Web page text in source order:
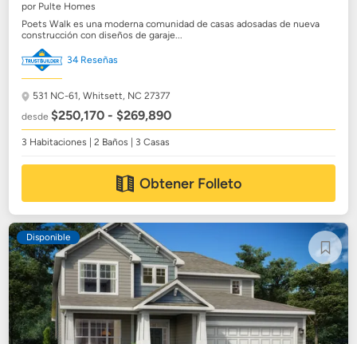
por Pulte Homes
Poets Walk es una moderna comunidad de casas adosadas de nueva
construcción con diseños de garaje...
34 Reseñas
531 NC-61,Whitsett, NC 27377
desde$250,170 - $269,890
3 Habitaciones | 2 Baños | 3 Casas
Obtener Folleto
Disponible